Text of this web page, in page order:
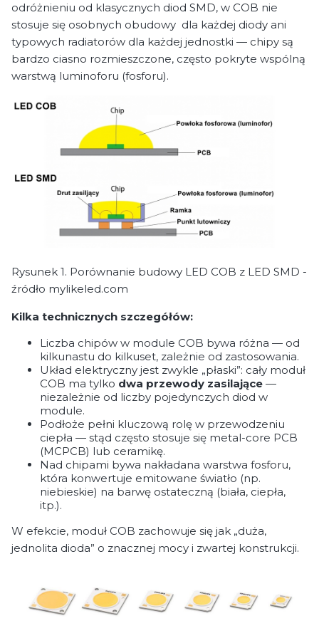
odróżnieniu od klasycznych diod SMD, w COB nie
stosuje się osobnych obudowy dla każdej diody ani
typowych radiatorów dla każdej jednostki — chipy są
bardzo ciasno rozmieszczone, często pokryte wspólną
warstwą luminoforu (fosforu).
Rysunek 1. Porównanie budowy LED COB z LED SMD -
źródło mylikeled.com
Kilka technicznych szczegółów:
Liczba chipów w module COB bywa różna — od
kilkunastu do kilkuset, zależnie od zastosowania.
Układ elektryczny jest zwykle „płaski”: cały moduł
COB ma tylko dwa przewody zasilające —
niezależnie od liczby pojedynczych diod w
module.
Podłoże pełni kluczową rolę w przewodzeniu
ciepła — stąd często stosuje się metal-core PCB
(MCPCB) lub ceramikę.
Nad chipami bywa nakładana warstwa fosforu,
która konwertuje emitowane światło (np.
niebieskie) na barwę ostateczną (biała, ciepła,
itp.).
W efekcie, moduł COB zachowuje się jak „duża,
jednolita dioda” o znacznej mocy i zwartej konstrukcji.